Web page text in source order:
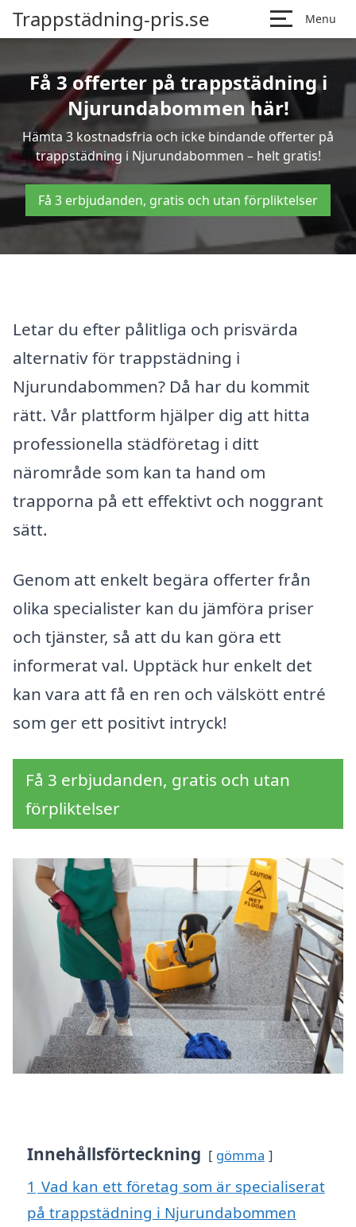
Trappstädning-pris.se Menu
Få 3 offerter på trappstädning i
Njurundabommen här!
Hämta 3 kostnadsfria och icke bindande offerter på
trappstädning i Njurundabommen – helt gratis!
Få 3 erbjudanden, gratis och utan förpliktelser
Letar du efter pålitliga och prisvärda
alternativ för trappstädning i
Njurundabommen? Då har du kommit
rätt. Vår plattform hjälper dig att hitta
professionella städföretag i ditt
närområde som kan ta hand om
trapporna på ett effektivt och noggrant
sätt.
Genom att enkelt begära offerter från
olika specialister kan du jämföra priser
och tjänster, så att du kan göra ett
informerat val. Upptäck hur enkelt det
kan vara att få en ren och välskött entré
som ger ett positivt intryck!
Få 3 erbjudanden, gratis och utan
förpliktelser
Innehållsförteckning gömma
1 Vad kan ett företag som är specialiserat
på trappstädning i Njurundabommen